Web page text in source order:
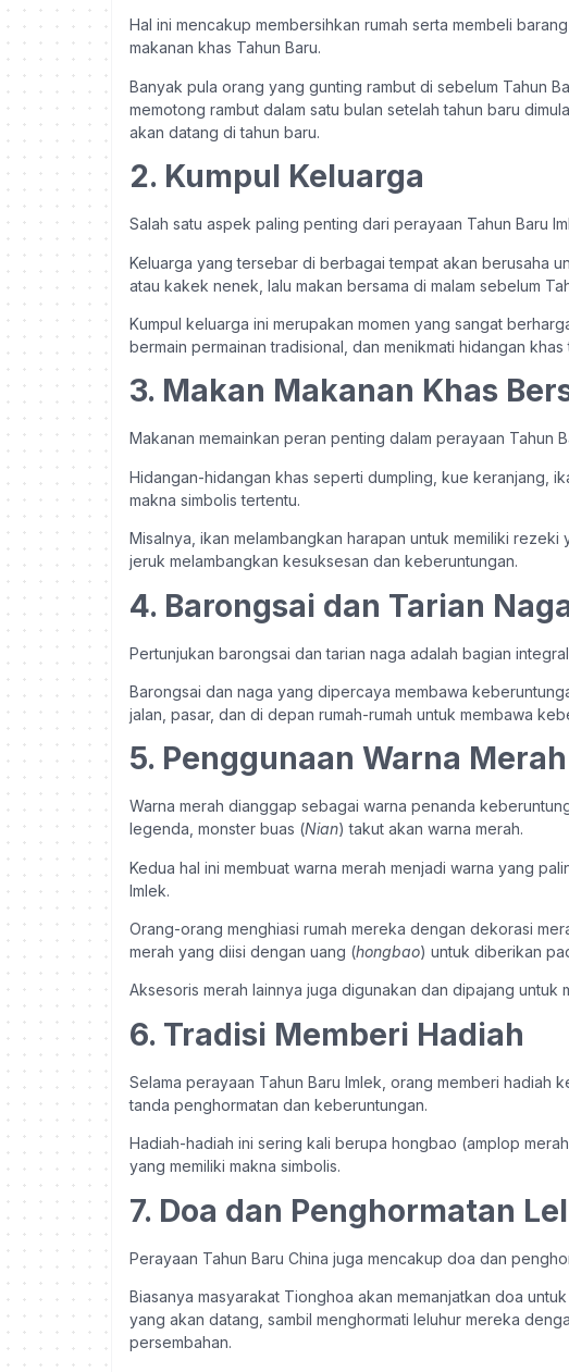
Hal ini mencakup membersihkan rumah serta membeli
makanan khas Tahun Baru.
Banyak pula orang yang gunting rambut di sebelum Tahun
memotong rambut dalam satu bulan setelah tahun baru
akan datang di tahun baru.
2. Kumpul Keluarga
Salah satu aspek paling penting dari perayaan Tahun Baru
Keluarga yang tersebar di berbagai tempat akan berusaha
atau kakek nenek, lalu makan bersama di malam sebelum
Kumpul keluarga ini merupakan momen yang sangat
bermain permainan tradisional, dan menikmati hidangan khas
3. Makan Makanan Khas
Makanan memainkan peran penting dalam perayaan Tahun
Hidangan-hidangan khas seperti dumpling, kue keranjang,
makna simbolis tertentu.
Misalnya, ikan melambangkan harapan untuk memiliki
jeruk melambangkan kesuksesan dan keberuntungan.
4. Barongsai dan Tarian
Pertunjukan barongsai dan tarian naga adalah bagian
Barongsai dan naga yang dipercaya membawa
jalan, pasar, dan di depan rumah-rumah untuk membawa
5. Penggunaan Warna Merah
Warna merah dianggap sebagai warna penanda
legenda, monster buas (Nian) takut akan warna merah.
Kedua hal ini membuat warna merah menjadi warna yang
Imlek.
Orang-orang menghiasi rumah mereka dengan dekorasi
merah yang diisi dengan uang (hongbao) untuk diberikan
Aksesoris merah lainnya juga digunakan dan dipajang untuk
6. Tradisi Memberi Hadiah
Selama perayaan Tahun Baru Imlek, orang memberi hadiah
tanda penghormatan dan keberuntungan.
Hadiah-hadiah ini sering kali berupa hongbao (amplop
yang memiliki makna simbolis.
7. Doa dan Penghormatan
Perayaan Tahun Baru China juga mencakup doa dan
Biasanya masyarakat Tionghoa akan memanjatkan doa
yang akan datang, sambil menghormati leluhur mereka
persembahan.